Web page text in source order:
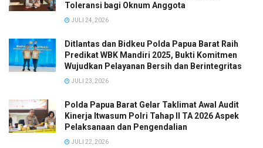
Toleransi bagi Oknum Anggota
JULI 24, 2026
Ditlantas dan Bidkeu Polda Papua Barat Raih
Predikat WBK Mandiri 2025, Bukti Komitmen
Wujudkan Pelayanan Bersih dan Berintegritas
JULI 23, 2026
Polda Papua Barat Gelar Taklimat Awal Audit
Kinerja Itwasum Polri Tahap II TA 2026 Aspek
Pelaksanaan dan Pengendalian
JULI 22, 2026